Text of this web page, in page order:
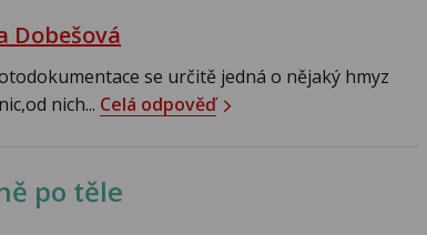
Dobešová
se určitě jedná o nějaký hmyz
nich... Celá odpověď
po těle